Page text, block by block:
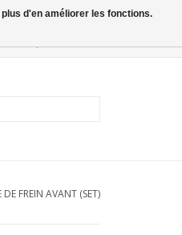
FREIN AVANT (SET)
d'en améliorer les fonctions.